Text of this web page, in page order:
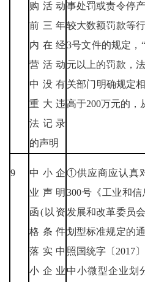
购活动
前三年
内在经
营活动
中没有
重大违
法记录
的声明
事处罚或责令停
较大数额罚款等
3号文件的规定，
元以上的罚款，
关部门明确规定
高于200万元的，
9
中小企
业声明
函(以资
格条件
落实中
小企业
①供应商应认真
300号《工业和
发展和改革委员
划型标准规定的
照国统字〔2017
中小微型企业划